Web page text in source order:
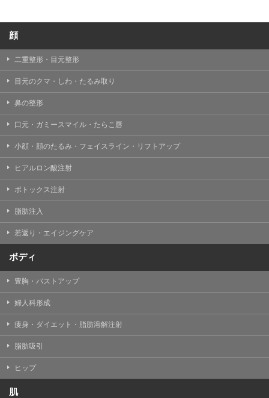
TCBグループは、個人情報保護法その他の法令により認
められる場合を除き、患者様の同意なしに、取得情報を
ん。
【個人情報の開示・訂正・利用停止について】
TCBグループは、本人の申し出により個人情報に関する
開示、訂正、更新、削除、利用停止その他お問い合わせ
について、これを適切に対応します。
【Cookie(クッキー)について】
Cookieは、一般的にインターネット閲覧を行う際、又は
の閲覧情報を記憶させておく機能です。
TCBグループでは、Cookie及び類似技術を使用して収集
を分析し、パフォーマンス改善や、WEBサイトを通じて
提供するサービスの向上・改善のため、Cookieを使用す
ることがあります。ご使用のブラウザによりCookieを無
ジが正しく表示されなくなる場合がありますのでご留意
ください。
TCBグループが運営するWEBサイトでは、アクセスログ
として患者様の履歴情報をサーバ上に記録しています。
アクセスログはWEBサイトの保守管理や利用状況に関す
る統計分析のために使用されます。それ以外の目的で使
用されることはありません。
顔
二重整形・目元整形
目元のクマ・しわ・たるみ取り
鼻の整形
口元・ガミースマイル・たらこ唇
小顔・顔のたるみ・フェイスライン・リフトアップ
ヒアルロン酸注射
ボトックス注射
脂肪注入
若返り・エイジングケア
ボディ
豊胸・バストアップ
婦人科形成
痩身・ダイエット・脂肪溶解注射
脂肪吸引
ヒップ
肌